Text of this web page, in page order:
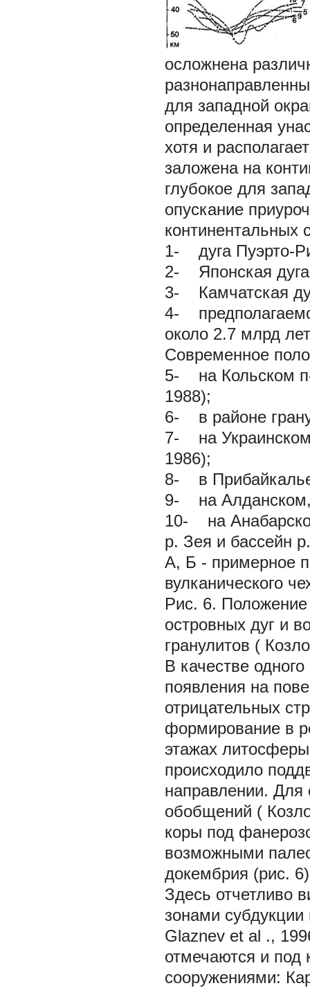
осложнена
для западной
определенная
хотя и
заложена на
глубокое для
опускание
континентальных
1- дуга Пуэрто-
2- Японская
3- Камчатская
4-
около 2.7 млрд
Современное
5- на Кольском
1988);
6- в районе
7- на Украинском
1986);
8- в
9- на
10- на
р. Зея и бассейн
А, Б - примерное
вулканического
Рис. 6. Положение
островных дуг и
гранулитов (
В качестве
появления на
отрицательных
формирование в
этажах
происходило
направлении. Для
обобщений (
коры под
возможными
докембрия (рис.
Здесь отчетливо
зонами
Glaznev et al .,
отмечаются и под
сооружениями: